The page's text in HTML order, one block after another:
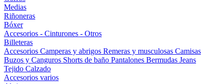
Medias
Riñoneras
Bóxer
Accesorios - Cinturones - Otros
Billeteras
Accesorios Camperas y abrigos Remeras y musculosas Camisas
Buzos y Canguros Shorts de baño Pantalones Bermudas Jeans
Tejido Calzado
Accesorios varios